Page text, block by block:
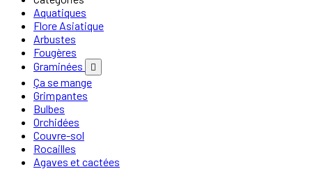
Aquatiques
Flore Asiatique
Arbustes
Fougères
Graminées

Ça se mange
Grimpantes
Bulbes
Orchidées
Couvre-sol
Rocailles
Agaves et cactées